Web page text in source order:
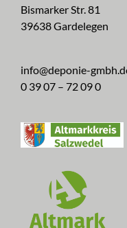
Bismarker Str. 81
39638 Gardelegen
info@deponie-
0 39 07 – 72 09 0